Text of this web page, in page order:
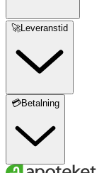
🚀Leveranstid
💳Betalning